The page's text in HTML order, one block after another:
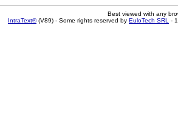
Best viewed with any
IntraText®(V89) - Some rights reserved by EuloTech SRL -